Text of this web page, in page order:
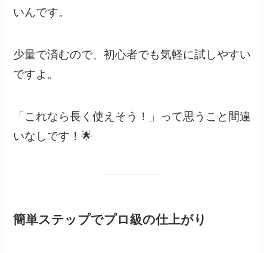
いんです。
少量で済むので、初心者でも気軽に試しやすい
ですよ。
「これなら長く使えそう！」って思うこと間違
いなしです！🌟
簡単ステップでプロ級の仕上がり